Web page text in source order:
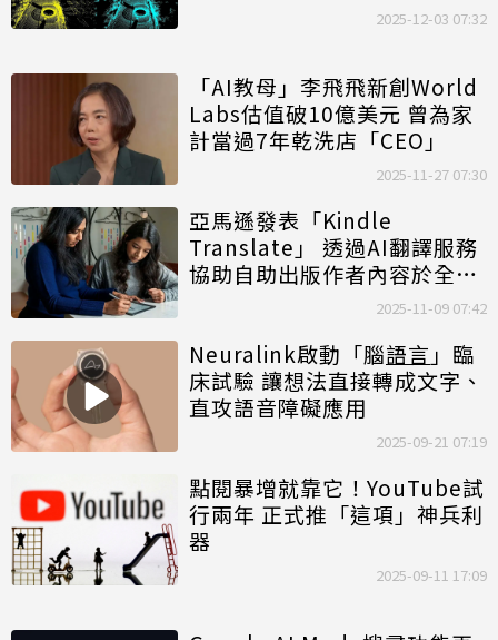
2025-12-03 07:32
「AI教母」李飛飛新創World
Labs估值破10億美元 曾為家
計當過7年乾洗店「CEO」
2025-11-27 07:30
亞馬遜發表「Kindle
Translate」 透過AI翻譯服務
協助自助出版作者內容於全球
2025-11-09 07:42
Neuralink啟動「腦語言 」臨
床試驗 讓想法直接轉成文字、
直攻語音障礙應用
2025-09-21 07:19
點閱暴增就靠它！YouTube試
行兩年 正式推「這項」神兵利
器
2025-09-11 17:09